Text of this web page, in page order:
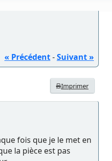
« Précédent-Suivant »
Imprimer
fois que je le met en
la pièce est pas